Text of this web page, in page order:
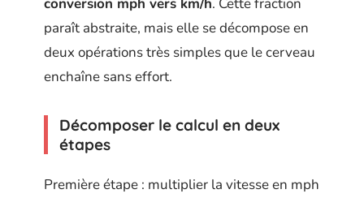
paraît abstraite, mais elle se décompose en
deux opérations très simples que le cerveau
enchaîne sans effort.
Décomposer le calcul en deux
étapes
Première étape : multiplier la vitesse en mph